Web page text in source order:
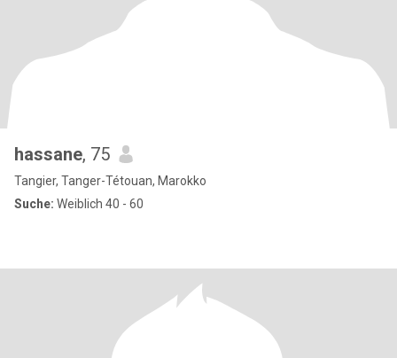
hassane, 75
Tangier, Tanger-Tétouan, Marokko
Suche: Weiblich 40 - 60